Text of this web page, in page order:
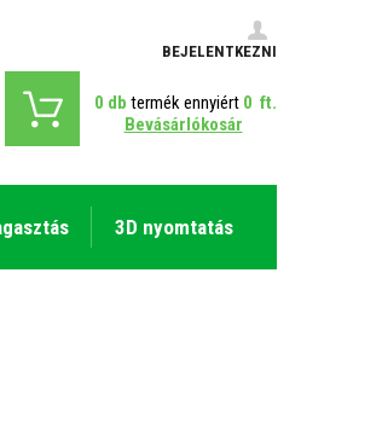
BEJELENTKEZNI
0 db termék ennyiért 0 ft.
Bevásárlókosár
3D nyomtatás